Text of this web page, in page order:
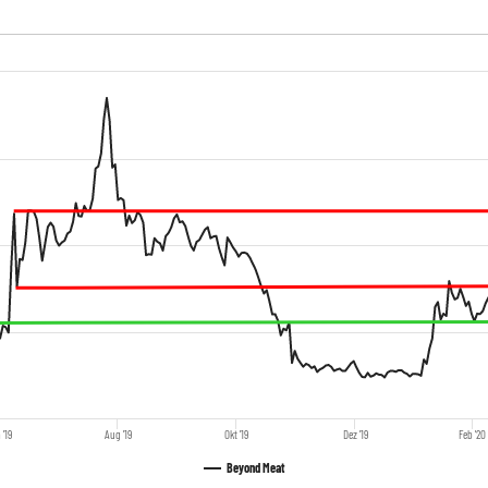
Beyond Meat
Aug '19 Okt '19 Dez '19 Feb '20